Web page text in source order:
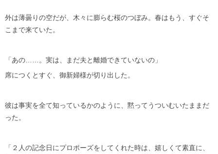
外は薄曇りの空だが、木々に膨らむ桜のつぼみ。春はもう、すぐそ
こまで来ていた。
「あの……。実は、まだ夫と離婚できていないの」
席につくとすぐ、御新婦様が切り出した。
彼は事実を全て知っているかのように、黙ってうついむいたままだ
った。
「２人の記念日にプロポーズをしてくれた時は、嬉しくて素直に、